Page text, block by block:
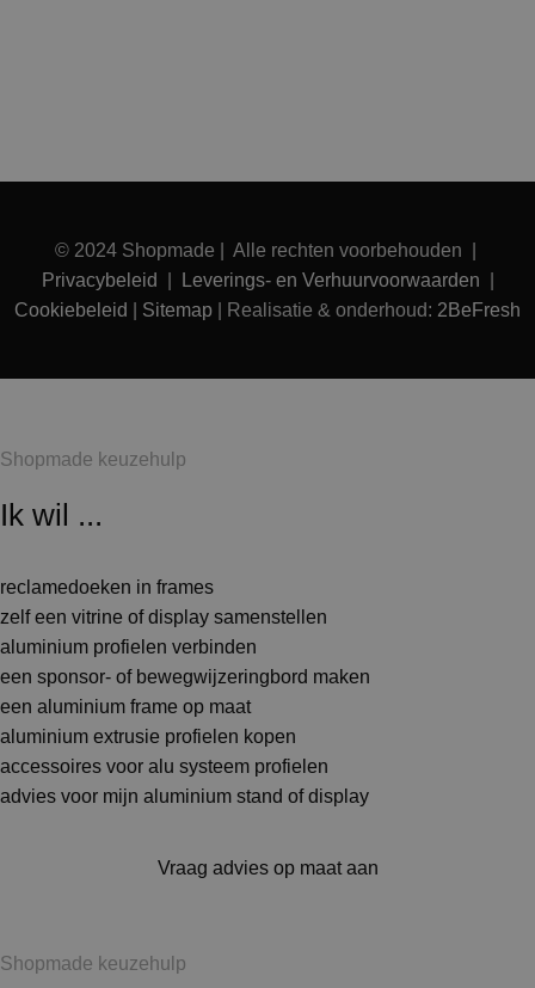
© 2024 Shopmade | Alle rechten voorbehouden |
Privacybeleid
Leverings- en Verhuurvoorwaarden
Cookiebeleid
Sitemap | Realisatie & onderhoud: 2BeFresh
Shopmade keuzehulp
Ik wil ...
reclamedoeken in frames
zelf een vitrine of display samenstellen
aluminium profielen verbinden
een sponsor- of bewegwijzeringbord maken
een aluminium frame op maat
aluminium extrusie profielen kopen
accessoires voor alu systeem profielen
advies voor mijn aluminium stand of display
Vraag advies op maat aan
Shopmade keuzehulp